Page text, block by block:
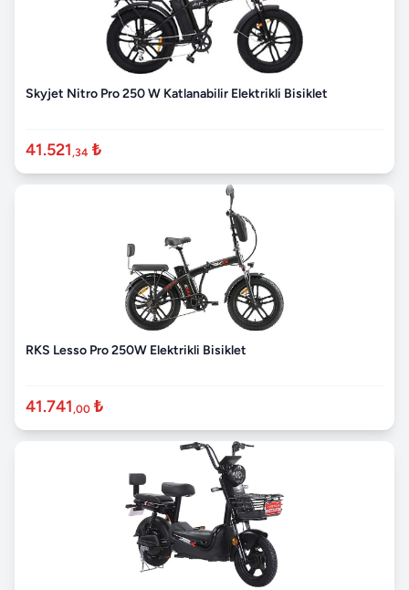
Skyjet Nitro Pro 250 W Katlanabilir Elektrikli Bisiklet
41.521 ,34 ₺
RKS Lesso Pro 250W Elektrikli Bisiklet
41.741 ,00 ₺